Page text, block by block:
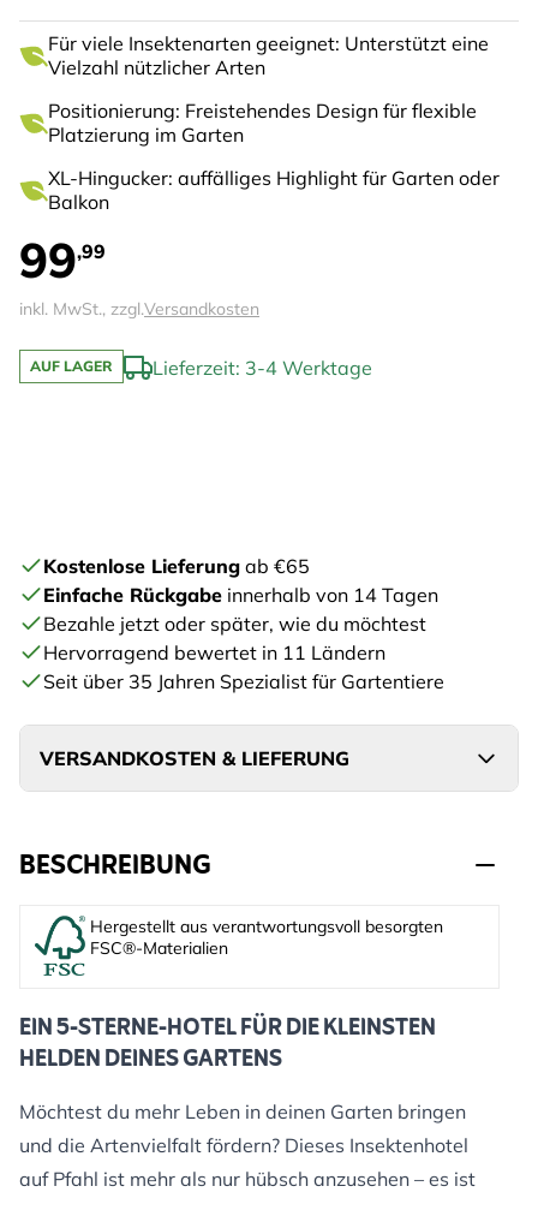
Für viele Insektenarten geeignet: Unterstützt eine
Vielzahl nützlicher Arten
Positionierung: Freistehendes Design für flexible
Platzierung im Garten
XL-Hingucker: auffälliges Highlight für Garten oder
Balkon
99,99
inkl. MwSt., zzgl.Versandkosten
AUF LAGER Lieferzeit: 3-4 Werktage
Kostenlose Lieferung ab €65
Einfache Rückgabe innerhalb von 14 Tagen
Bezahle jetzt oder später, wie du möchtest
Hervorragend bewertet in 11 Ländern
Seit über 35 Jahren Spezialist für Gartentiere
VERSANDKOSTEN & LIEFERUNG
BESCHREIBUNG
Hergestellt aus verantwortungsvoll besorgten
FSC®-Materialien
EIN 5-STERNE-HOTEL FÜR DIE KLEINSTEN
HELDEN DEINES GARTENS
Möchtest du mehr Leben in deinen Garten bringen
und die Artenvielfalt fördern? Dieses Insektenhotel
auf Pfahl ist mehr als nur hübsch anzusehen – es ist